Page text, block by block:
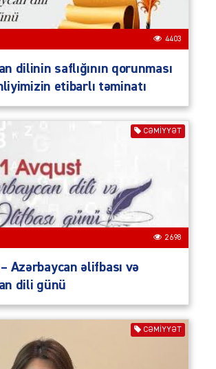
4403
dilinin saflığının qorunması
etibarlı təminatı
CƏMIYYƏT
2698
Azərbaycan əlifbası və
dili günü
CƏMIYYƏT